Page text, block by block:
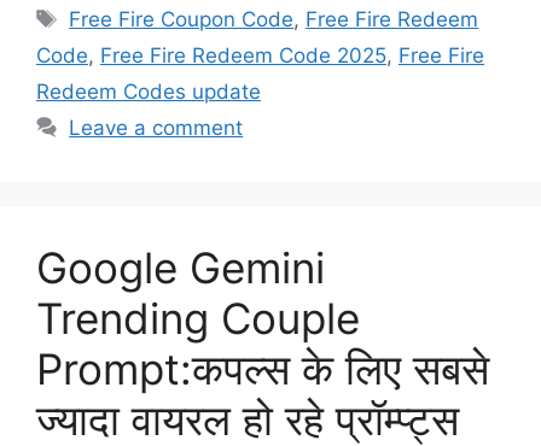
Tags
Free Fire Coupon Code, Free Fire Redeem
Code, Free Fire Redeem Code 2025, Free Fire
Redeem Codes update
Leave a comment
Google Gemini
Trending Couple
Prompt:कपल्स के लिए सबसे
ज्यादा वायरल हो रहे प्रॉम्प्ट्स